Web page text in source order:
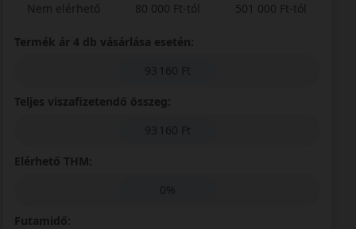
Nem elérhető
80 000 Ft-tól
501 000 Ft-tól
Termék ár 4 db vásárlása esetén:
93 160 Ft
Teljes viszafizetendő összeg:
93 160 Ft
Elérhető THM:
0%
Futamidő: